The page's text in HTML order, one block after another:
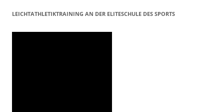
LEICHTATHLETIKTRAINING AN DER ELITESCHULE DES SPORTS